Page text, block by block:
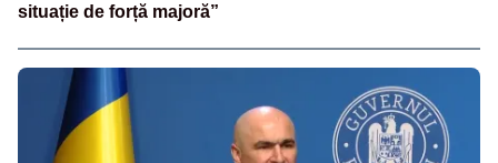
situație de forță majoră”